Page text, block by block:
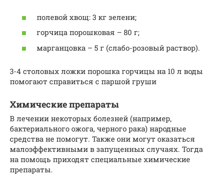
полевой хвощ: 3 кг зелени;
горчица порошковая – 80 г;
марганцовка – 5 г (слабо-розовый раствор).
3-4 столовых ложки порошка горчицы на 10 л воды
помогают справиться с паршой груши
Химические препараты
В лечении некоторых болезней (например,
бактериального ожога, черного рака) народные
средства не помогут. Также они могут оказаться
малоэффективными в запущенных случаях. Тогда
на помощь приходят специальные химические
препараты.